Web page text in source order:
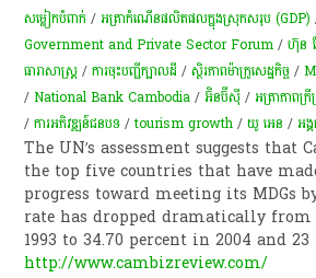
សម្លៀក​បំពាក់ /អត្រា​កំណើន​ផលិតផល​ក្នុង​ស្រុក​សរុប​ (GDP)​
Government and Private Sector Forum /ហ៊ុន
ធារាសាស្ត្រ​ /ការចុះបញ្ជីក្បាលដី /ស្ថិរភាពម៉ាក្រូសេដ្ឋកិច្ច /
/National Bank Cambodia /អ៊ិនប៊ីស៊ី /អត្រាភាពក្រី
/ការអភិវឌ្ឍន៍ជនបទ /tourism growth /យូ អេន /អង្
The UN’s assessment suggests that
the top five countries that have
progress toward meeting its MDGs
rate has dropped dramatically from
1993 to 34.70 percent in 2004 and
http://www.cambizreview.com/